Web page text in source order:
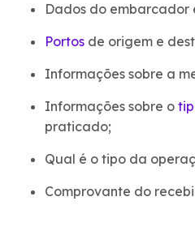
Dados do embarcador
Portos de origem e
Informações sobre a
Informações sobre o
praticado;
Qual é o tipo da
Comprovante do